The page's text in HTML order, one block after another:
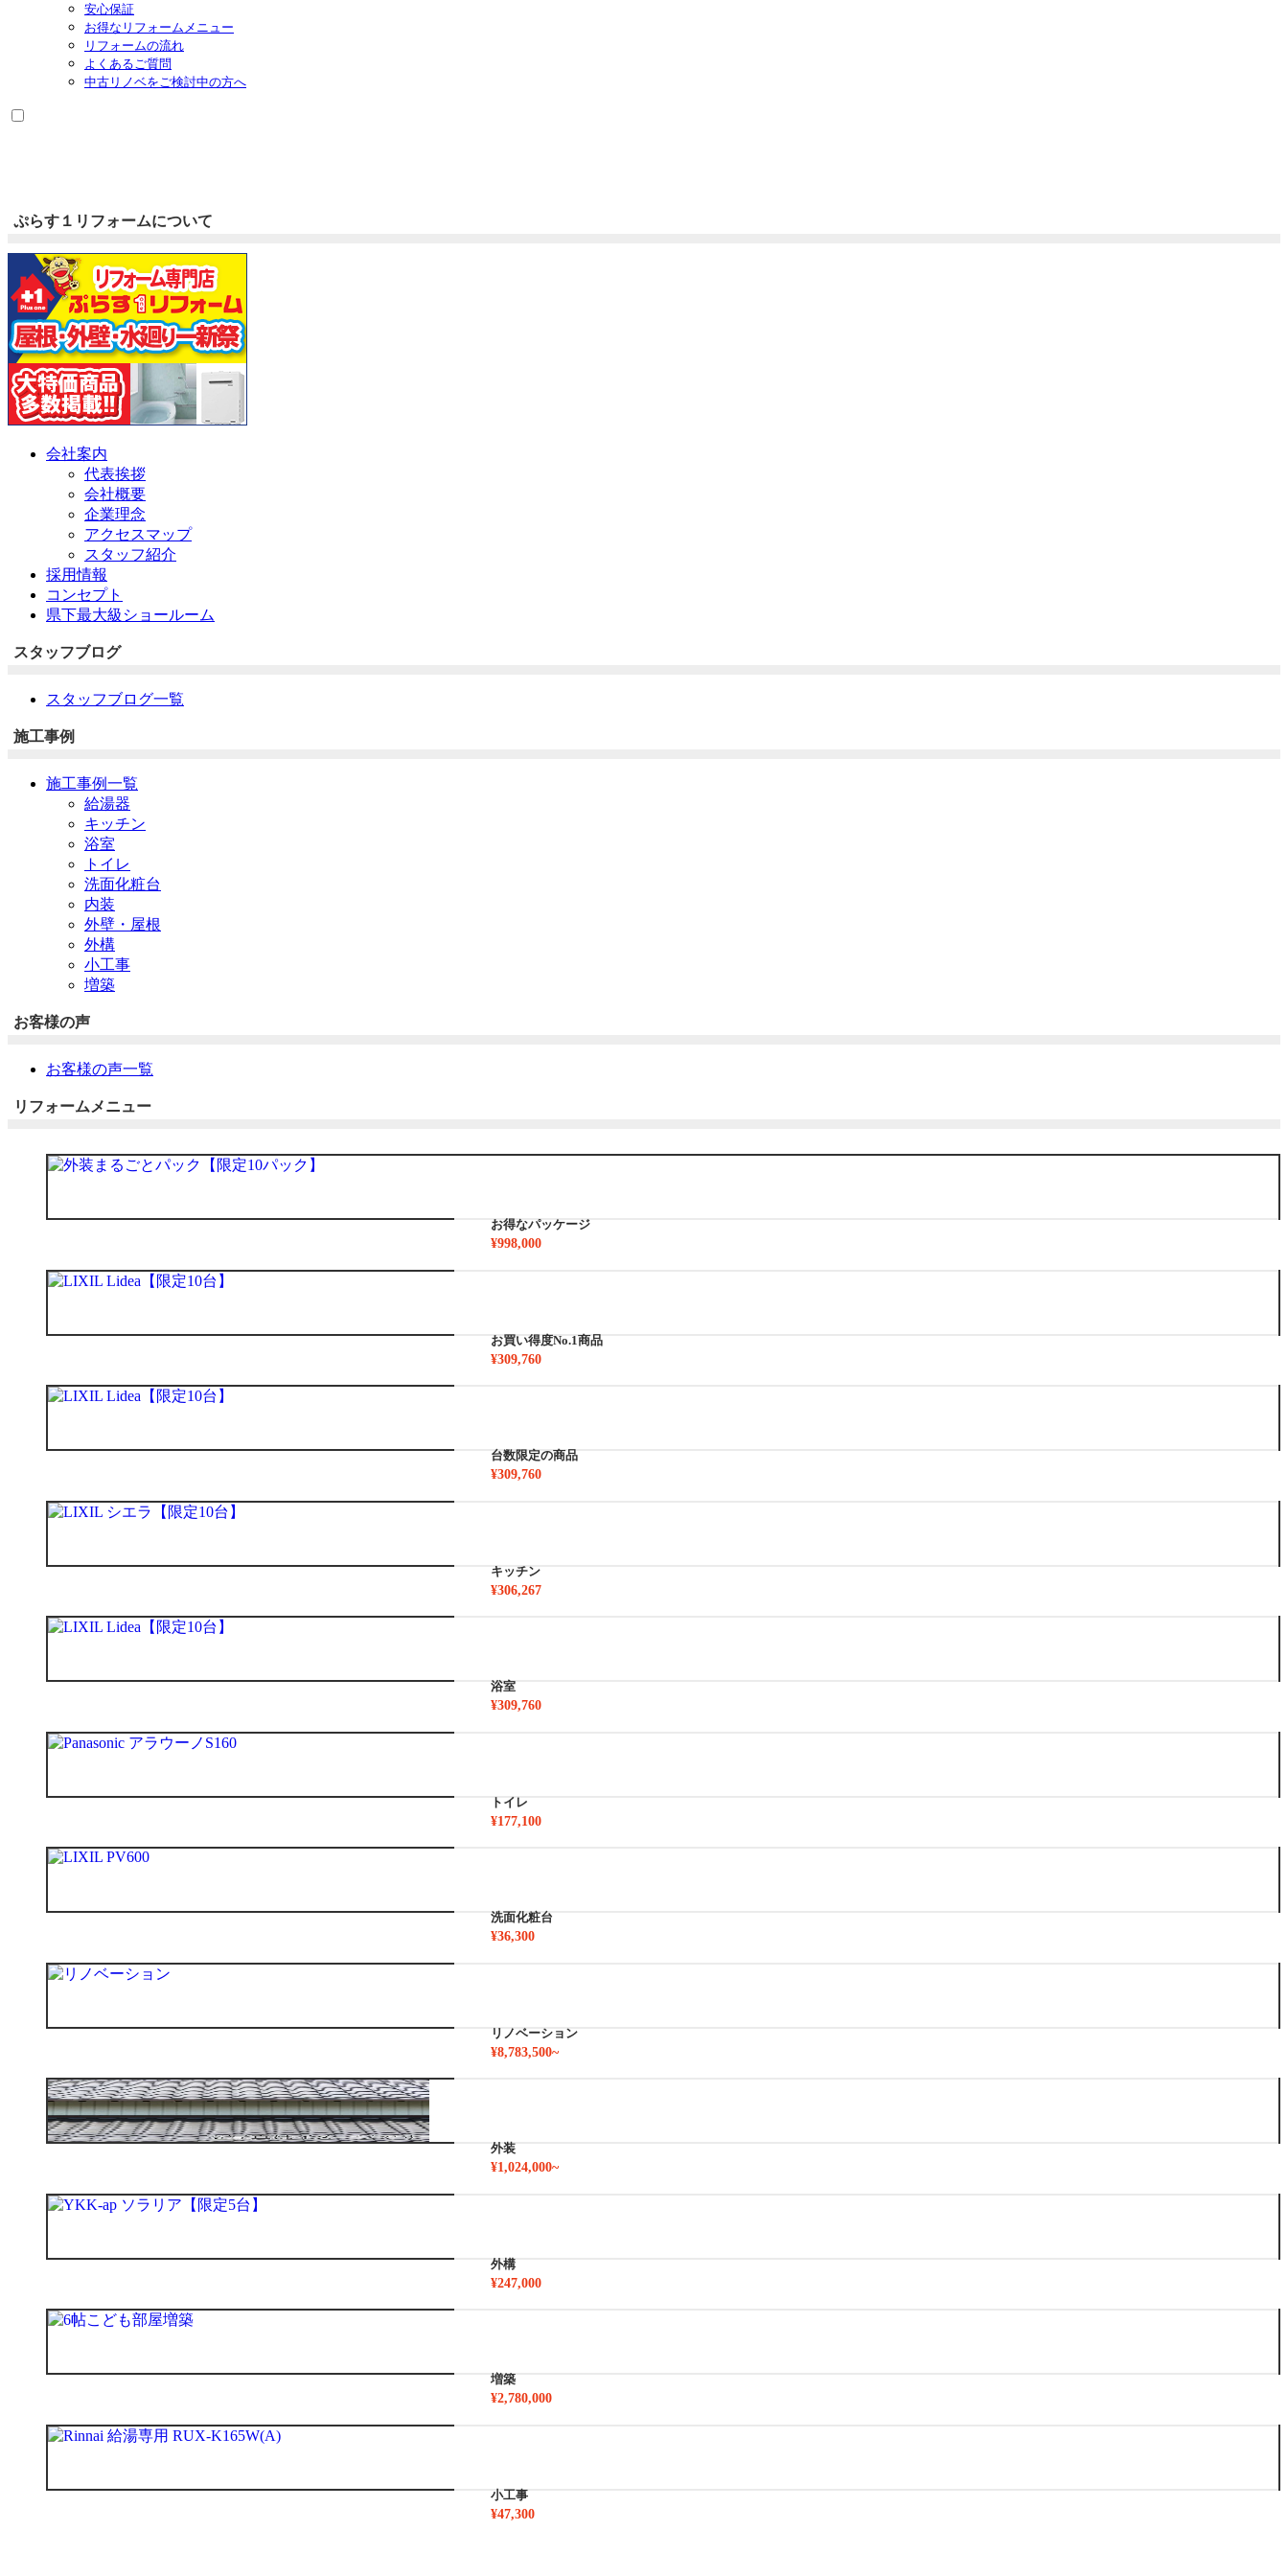
安心保証
お得なリフォームメニュー
リフォームの流れ
よくあるご質問
中古リノベをご検討中の方へ
ぷらす１リフォームについて
会社案内
代表挨拶
会社概要
企業理念
アクセスマップ
スタッフ紹介
採用情報
コンセプト
県下最大級ショールーム
スタッフブログ
スタッフブログ一覧
施工事例
施工事例一覧
給湯器
キッチン
浴室
トイレ
洗面化粧台
内装
外壁・屋根
外構
小工事
増築
お客様の声
お客様の声一覧
リフォームメニュー
お得なパッケージ
¥998,000
お買い得度No.1商品
¥309,760
台数限定の商品
¥309,760
キッチン
¥306,267
浴室
¥309,760
トイレ
¥177,100
洗面化粧台
¥36,300
リノベーション
¥8,783,500~
外装
¥1,024,000~
外構
¥247,000
増築
¥2,780,000
小工事
¥47,300